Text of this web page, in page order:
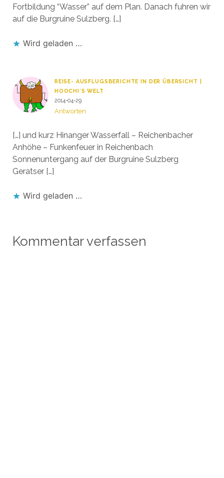
Fortbildung “Wasser” auf dem Plan. Danach fuhren wir
auf die Burgruine Sulzberg. […]
Wird geladen …
REISE- AUSFLUGSBERICHTE IN DER ÜBERSICHT |
HOOCHI´S WELT
2014-04-29
Antworten
[…] und kurz Hinanger Wasserfall – Reichenbacher
Anhöhe – Funkenfeuer in Reichenbach
Sonnenuntergang auf der Burgruine Sulzberg
Geratser […]
Wird geladen …
Kommentar verfassen